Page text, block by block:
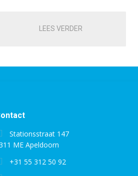
LEES VERDER
Stationsstraat 147
ME Apeldoorn
+31 55 312 50 92